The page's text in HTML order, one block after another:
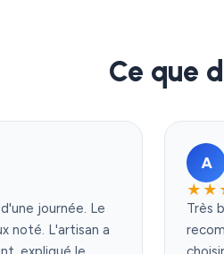
Ce que
journée. Le
noté. L'artisan a
A
Très